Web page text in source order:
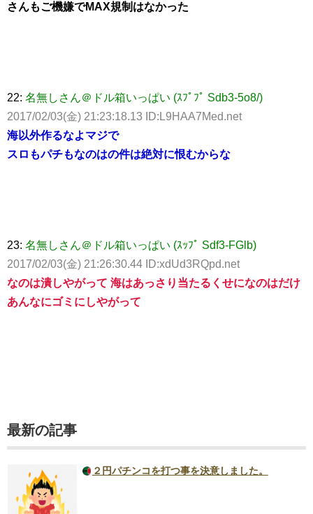
さんもご機嫌でMAX規制はなかった
22: 名無しさん＠ドル箱いっぱい (ｽﾌﾟﾌﾟ Sdb3-5o8/)
2017/02/03(金) 21:23:18.13 ID:L9HAA7Med.net
海以外作るなよマジで
スロもパチもなのはの件は絶対に恨むからな
23: 名無しさん＠ドル箱いっぱい (ｽｯﾌﾟ Sdf3-FGlb)
2017/02/03(金) 21:26:30.44 ID:xdUd3RQpd.net
なのは潰しやがって 海はあっさり当たるくせになのはだけ
あんなにゴミにしやがって
最新の記事
２円パチンコを打つ事を決意しました。